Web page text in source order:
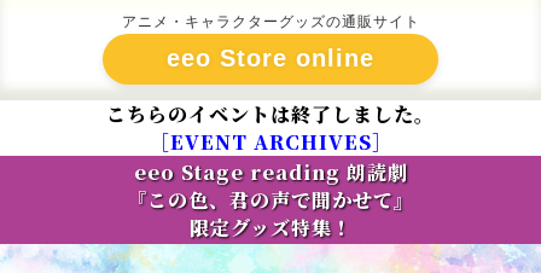
アニメ・キャラクターグッズの通販サイト
eeo Store online
こちらのイベントは終了しました。
［EVENT ARCHIVES］
eeo Stage reading 朗読劇
『この色、君の声で聞かせて』
限定グッズ特集！